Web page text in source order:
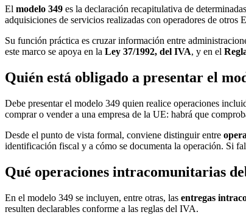
El modelo 349 es la declaración recapitulativa de determinadas
adquisiciones de servicios realizadas con operadores de otros
Su función práctica es cruzar información entre
este marco se apoya en la Ley 37/1992, del IVA, y en el
Quién está obligado a presentar el
Debe presentar el modelo 349 quien realice operaciones
comprar o vender a una empresa de la UE: habrá que
Desde el punto de vista formal, conviene distinguir entre
identificación fiscal y a cómo se documenta la operación. Si
Qué operaciones intracomunitarias
En el modelo 349 se incluyen, entre otras, las entregas
resulten declarables conforme a las reglas del IVA.